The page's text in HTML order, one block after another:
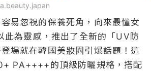
易忽視的保養死角，向來最懂女
此為靈感，推出了全新的「UV防
場就在韓國美妝圈引爆話題！這
PA++++的頂級防曬規格，搭配